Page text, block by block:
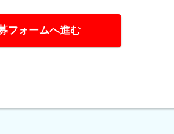
フォームへ進む